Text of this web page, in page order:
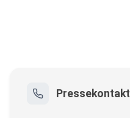
Pressekontakt